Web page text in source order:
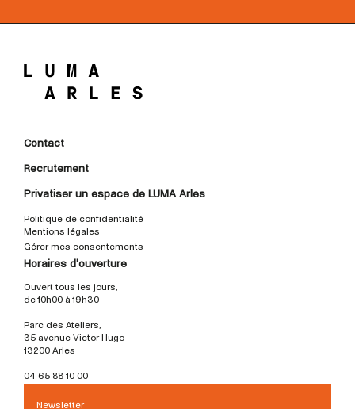
Contact
Recrutement
Privatiser un espace de LUMA Arles
Politique de confidentialité
Mentions légales
Gérer mes consentements
Horaires d'ouverture
Ouvert tous les jours,
de 10h00 à 19h30
Parc des Ateliers,
35 avenue Victor Hugo
13200 Arles
04 65 88 10 00
Newsletter